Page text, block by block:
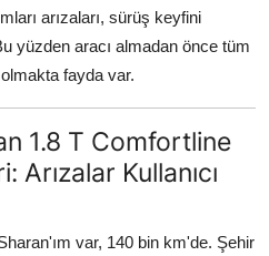
arızaları, sürüş keyfini
yüzden aracı almadan önce tüm
fayda var.
1.8 T Comfortline
Arızalar Kullanıcı
var, 140 bin km'de. Şehir